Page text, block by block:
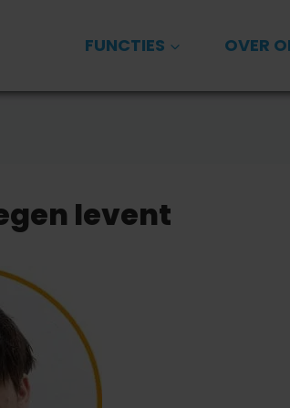
FUNCTIES OVER
levent